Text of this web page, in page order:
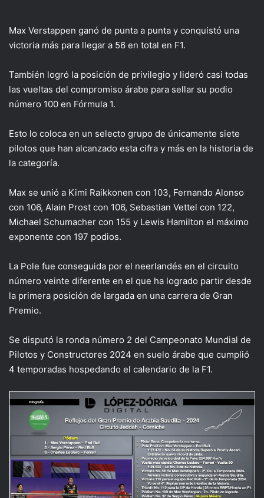
Max Verstappen ganó de punta a punta y conquistó una
victoria más para llegar a 56 en total en F1.
También logró la posición de privilegio y lideró casi todas
las vueltas del compromiso árabe para sellar su podio
número 100 en Fórmula 1.
Esto lo coloca en un selecto grupo de únicamente siete
pilotos que han alcanzado esta cifra y más en la historia de
la categoría.
Max se unió a Kimi Raikkonen con 103, Fernando Alonso
con 106, Alain Prost con 106, Sebastian Vettel con 122,
Michael Schumacher con 155 y Lewis Hamilton el máximo
exponente con 197 podios.
La Pole fue conseguida por el neerlandés en el circuito
número veinte diferente en el que ha logrado partir desde
la primera posición de largada en una carrera de Gran
Premio.
Se disputó la ronda número 2 del Campeonato Mundial de
Pilotos y Constructores 2024 en suelo árabe que cumplió
4 temporadas hospedando el calendario de la F1.